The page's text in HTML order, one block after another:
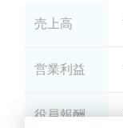
売上高
営業利益
役員報酬